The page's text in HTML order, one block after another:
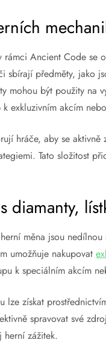
rámci Ancient Code se
sbírají předměty, jako
mohou být použity na
k exkluzivním akcím
hráče, aby se
Tato složitost
diamanty,
měna jsou
umožňuje nakupovat
k speciálním akcím
lze získat
spravovat své
herní zážitek.